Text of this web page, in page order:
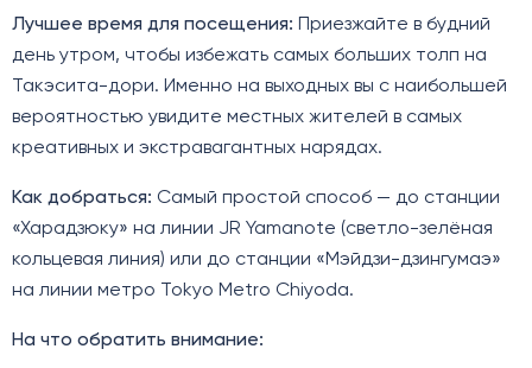
Лучшее время для посещения: Приезжайте в будний
день утром, чтобы избежать самых больших толп на
Такэсита-дори. Именно на выходных вы с наибольшей
вероятностью увидите местных жителей в самых
креативных и экстравагантных нарядах.
Как добраться: Самый простой способ — до станции
«Харадзюку» на линии JR Yamanote (светло-зелёная
кольцевая линия) или до станции «Мэйдзи-дзингумаэ»
на линии метро Tokyo Metro Chiyoda.
На что обратить внимание: